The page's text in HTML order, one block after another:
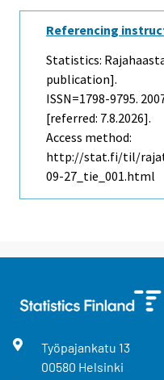
Referencing
Statistics:
publication].
ISSN=1798-9795.
[referred: 7.8.2026].
Access method:
http://stat.fi/til/
09-27_tie_001.html
Työpajankatu 13
00580 Helsinki